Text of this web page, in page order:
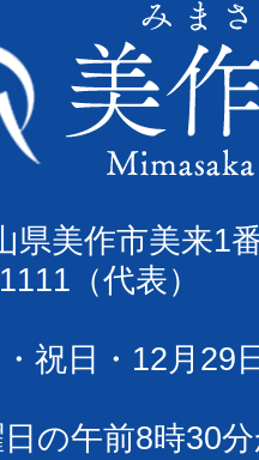
県美作市美来1
（代表）
祝日・12月29
の午前8時30